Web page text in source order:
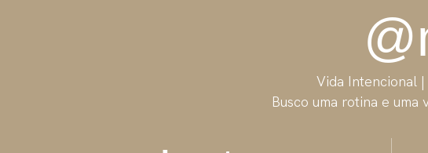
Vida Intencional
Busco uma rotina e